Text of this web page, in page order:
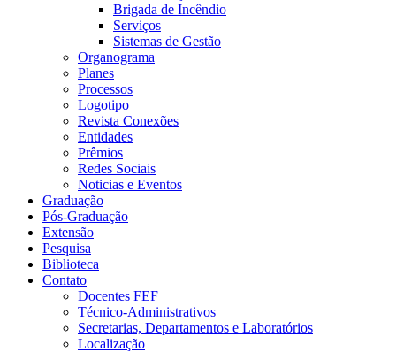
Brigada de Incêndio
Serviços
Sistemas de Gestão
Organograma
Planes
Processos
Logotipo
Revista Conexões
Entidades
Prêmios
Redes Sociais
Noticias e Eventos
Graduação
Pós-Graduação
Extensão
Pesquisa
Biblioteca
Contato
Docentes FEF
Técnico-Administrativos
Secretarias, Departamentos e Laboratórios
Localização